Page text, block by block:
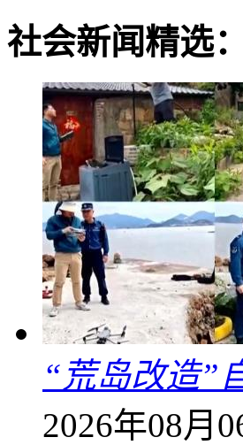
社会新闻精选：
“荒岛改造”
2026年08月